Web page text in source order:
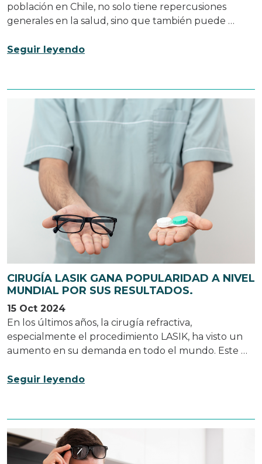
población en Chile, no solo tiene repercusiones
generales en la salud, sino que también puede …
Seguir leyendo
CIRUGÍA LASIK GANA POPULARIDAD A NIVEL
MUNDIAL POR SUS RESULTADOS.
15 Oct 2024
En los últimos años, la cirugía refractiva,
especialmente el procedimiento LASIK, ha visto un
aumento en su demanda en todo el mundo. Este …
Seguir leyendo